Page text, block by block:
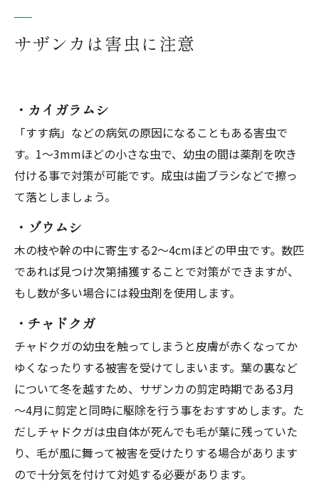
サザンカは害虫に注意
・カイガラムシ
「すす病」などの病気の原因になることもある害虫で
す。1～3mmほどの小さな虫で、幼虫の間は薬剤を吹き
付ける事で対策が可能です。成虫は歯ブラシなどで擦っ
て落としましょう。
・ゾウムシ
木の枝や幹の中に寄生する2～4cmほどの甲虫です。数匹
であれば見つけ次第捕獲することで対策ができますが、
もし数が多い場合には殺虫剤を使用します。
・チャドクガ
チャドクガの幼虫を触ってしまうと皮膚が赤くなってか
ゆくなったりする被害を受けてしまいます。葉の裏など
について冬を越すため、サザンカの剪定時期である3月
～4月に剪定と同時に駆除を行う事をおすすめします。た
だしチャドクガは虫自体が死んでも毛が葉に残っていた
り、毛が風に舞って被害を受けたりする場合があります
ので十分気を付けて対処する必要があります。